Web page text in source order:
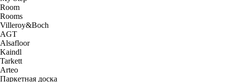
Room
Rooms
Villeroy&Boch
AGT
Alsafloor
Kaindl
Tarkett
Arteo
Паркетная доска